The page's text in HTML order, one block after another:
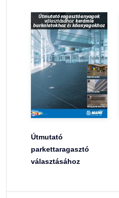
Útmutató
parkettaragasztó
választásához